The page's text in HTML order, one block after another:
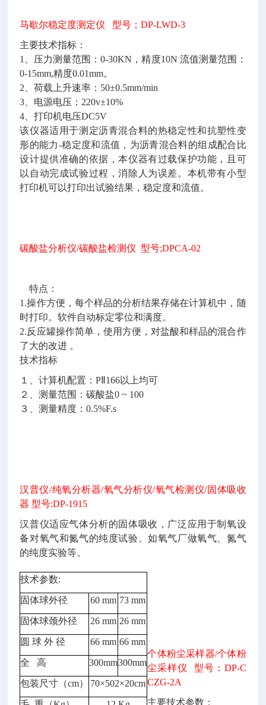
马歇尔稳定度测定仪 型号；DP-LWD-3
主要技术指标：
1、压力测量范围：0-30KN，精度10N 流值测量范围：
0-15mm,精度0.01mm。
2、荷载上升速率：50±0.5mm/min
3、电源电压：220v±10%
4、打印机电压DC5V
该仪器适用于测定沥青混合料的热稳定性和抗塑性变
形的能力-稳定度和流值，为沥青混合料的组成配合比
设计提供准确的依据，本仪器有过载保护功能，且可
以自动完成试验过程，消除人为误差。本机带有小型
打印机可以打印出试验结果，稳定度和流值。
碳酸盐分析仪/碳酸盐检测仪 型号;DPCA-02
特点：
1.操作方便，每个样品的分析结果存储在计算机中，随
时打印。软件自动标定零位和满度。
2.反应罐操作简单，使用方便，对盐酸和样品的混合作
了大的改进 。
技术指标
１、计算机配置：PⅡ166以上均可
２、测量范围：碳酸盐0 ~ 100
３、测量精度：0.5%F.s
汉普仪/纯氧分析器/氧气分析仪/氧气检测仪/固体吸收
器 型号:DP-1915
汉普仪适应气体分析的固体吸收，广泛应用于制氧设
备对氧气和氮气的纯度试验。如氧气厂做氧气、氮气
的纯度实验等。
技术参数:
固体球外径 60 mm 73 mm
固体球颈外径 26 mm 26 mm
圆 球 外 径 66 mm 66 mm
全 高 300mm300mm
包装尺寸（cm） 70×502×20cm
个体粉尘采样器/个体粉
尘采样仪 型号：DP-C
CZG-2A
主要技术参数：